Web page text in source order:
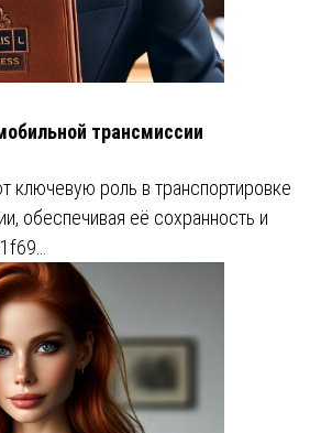
трансмиссии
ключевую роль в транспортировке
обеспечивая её сохранность и